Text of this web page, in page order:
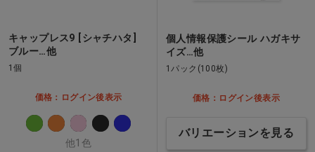
キャップレス9 [シャチハタ]
ブルー…他
1個
価格：ログイン後表示
他1色
個人情報保護シール ハガキサ
イズ…他
1パック(100枚)
価格：ログイン後表示
バリエーションを見る